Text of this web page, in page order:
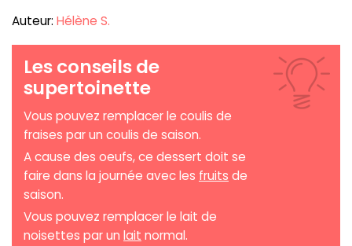
Auteur: Hélène S.
Les conseils de
supertoinette
Vous pouvez remplacer le coulis de
fraises par un coulis de saison.
A cause des oeufs, ce dessert doit se
faire dans la journée avec les fruits de
saison.
Vous pouvez remplacer le lait de
noisettes par un lait normal.